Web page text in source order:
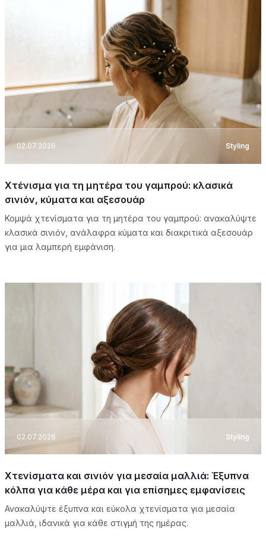
02.07.2026 Styling
Χτένισμα για τη μητέρα του γαμπρού: κλασικά
σινιόν, κύματα και αξεσουάρ
Κομψά χτενίσματα για τη μητέρα του γαμπρού: ανακαλύψτε
κλασικά σινιόν, ανάλαφρα κύματα και διακριτικά αξεσουάρ
για μια λαμπερή εμφάνιση.
02.07.2026 Styling
Χτενίσματα και σινιόν για μεσαία μαλλιά: Έξυπνα
κόλπα για κάθε μέρα και για επίσημες εμφανίσεις
Ανακαλύψτε έξυπνα και εύκολα χτενίσματα για μεσαία
μαλλιά, ιδανικά για κάθε στιγμή της ημέρας.